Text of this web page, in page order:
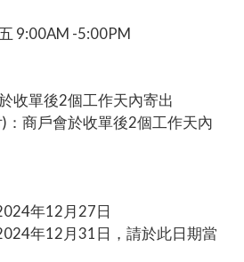
9:00AM -5:00PM
收單後2個工作天內寄出
：商戶會於收單後2個工作天內
年12月27日
年12月31日，請於此日期當